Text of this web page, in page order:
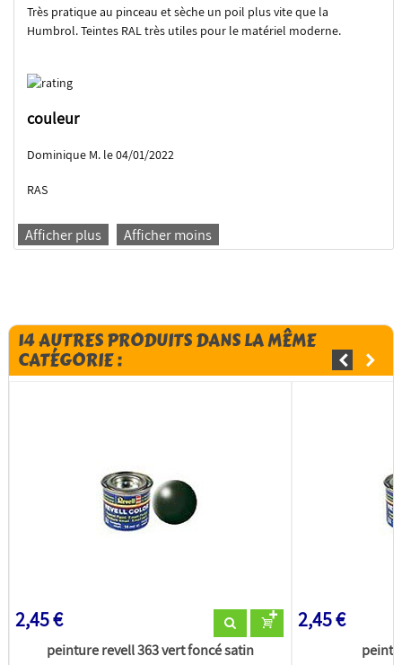
Très pratique au pinceau et sèche un poil plus vite que la
Humbrol. Teintes RAL très utiles pour le matériel moderne.
couleur
Dominique M. le 04/01/2022
RAS
Afficher plus Afficher moins
14 AUTRES PRODUITS DANS LA MÊME
CATÉGORIE :
2,45 €
peinture revell 363 vert foncé satin
2,45 €